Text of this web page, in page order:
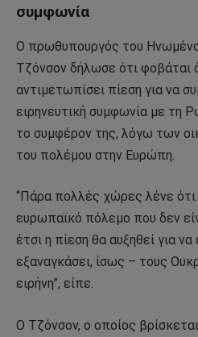
συμφωνία
Ο πρωθυπουργός του
Τζόνσον δήλωσε ότι φοβάται
αντιμετωπίσει πίεση για να
ειρηνευτική συμφωνία με τη
το συμφέρον της, λόγω των
του πολέμου στην Ευρώπη.
“Πάρα πολλές χώρες λένε ότι
ευρωπαϊκό πόλεμο που δεν
έτσι η πίεση θα αυξηθεί για
εξαναγκάσει, ίσως – τους
ειρήνη”, είπε.
Ο Τζόνσον, ο οποίος